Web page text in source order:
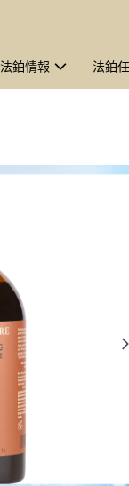
法鉑情報 法鉑